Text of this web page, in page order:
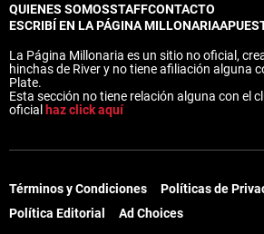
QUIENES SOMOSSTAFFCONTACTO
ESCRIBÍ EN LA PÁGINA MILLONARIA
La Página Millonaria es un sitio no oficial,
hinchas de River y no tiene afiliación alguna
Plate.
Esta sección no tiene relación alguna con el
oficial haz click aquí
Términos y Condiciones
Políticas de
Política Editorial
Ad Choices